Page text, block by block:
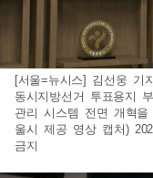
[서울=뉴시스] 김선웅 기
동시지방선거 투표용지
관리 시스템 전면 개혁
울시 제공 영상 캡처)
금지